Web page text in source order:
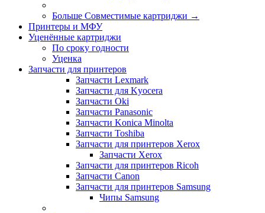
Больше Совместимые картриджи →
Принтеры и МФУ
Уценённые картриджи
По сроку годности
Уценка
Запчасти для принтеров
Запчасти Lexmark
Запчасти для Kyocera
Запчасти Oki
Запчасти Panasonic
Запчасти Koniсa Minolta
Запчасти Toshiba
Запчасти для принтеров Xerox
Запчасти Xerox
Запчасти для принтеров Ricoh
Запчасти Canon
Запчасти для принтеров Samsung
Чипы Samsung